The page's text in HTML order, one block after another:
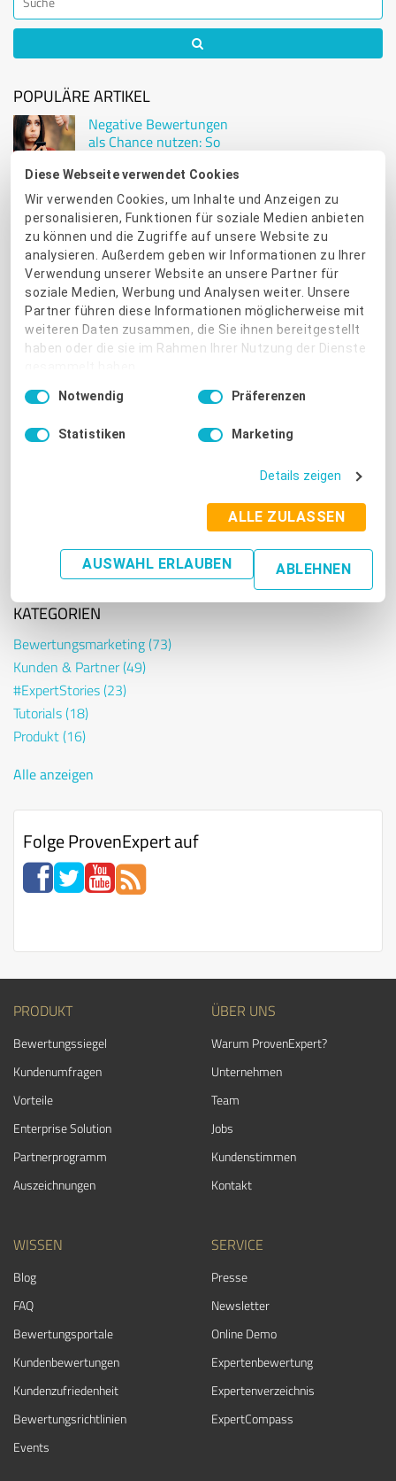
Diese Webseite verwendet Cookies
Wir verwenden Cookies, um Inhalte und Anzeigen zu
personalisieren, Funktionen für soziale Medien anbieten
zu können und die Zugriffe auf unsere Website zu
analysieren. Außerdem geben wir Informationen zu Ihrer
Verwendung unserer Website an unsere Partner für
soziale Medien, Werbung und Analysen weiter. Unsere
Partner führen diese Informationen möglicherweise mit
weiteren Daten zusammen, die Sie ihnen bereitgestellt
haben oder die sie im Rahmen Ihrer Nutzung der Dienste
Impressum|Datenschutzbestimmungen
Notwendig Präferenzen
Statistiken Marketing
Details zeigen
ALLE ZULASSEN
AUSWAHL ERLAUBEN ABLEHNEN
POPULÄRE ARTIKEL
Negative Bewertungen
als Chance nutzen: So
ProvenExpert werden
– so überzeugen Sie
Kunden online
Tutorial: So binden Sie
Google-Sterne in Ihrem
Webbaukasten ein
für den Einsatz von
Google My Business:
der Kunde sich
beschwert
KATEGORIEN
Bewertungsmarketing(73)
Kunden & Partner(49)
#ExpertStories(23)
Tutorials(18)
Produkt(16)
Alle anzeigen
Folge ProvenExpert auf
PRODUKT
Bewertungssiegel
Kundenumfragen
Vorteile
Enterprise Solution
Partnerprogramm
Auszeichnungen
ÜBER UNS
Warum ProvenExpert?
Unternehmen
Team
Jobs
Kundenstimmen
Kontakt
WISSEN
Blog
FAQ
Bewertungsportale
Kundenbewertungen
Kundenzufriedenheit
Bewertungs­richtlinien
Events
SERVICE
Presse
Newsletter
Online Demo
Expertenbewertung
Expertenverzeichnis
ExpertCompass